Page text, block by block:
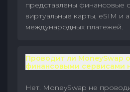
представлены финансовые
виртуальные карты, eSIM и
международных платежей.
Проводит ли MoneySwap
финансовыми сервисами
Нет. MoneySwap не